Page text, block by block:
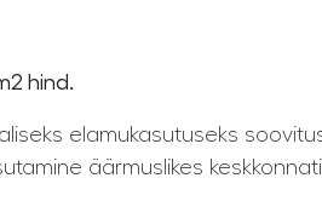
hind.
elamukasutuseks
äärmuslikes